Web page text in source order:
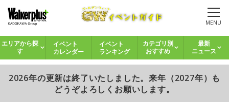
MENU
エリアから探
す
イベント
カレンダー
イベント
ランキング
カテゴリ別
おすすめ
最新
ニュース
2026年の更新は終了いたしました。来年（2027年）も
どうぞよろしくお願いします。